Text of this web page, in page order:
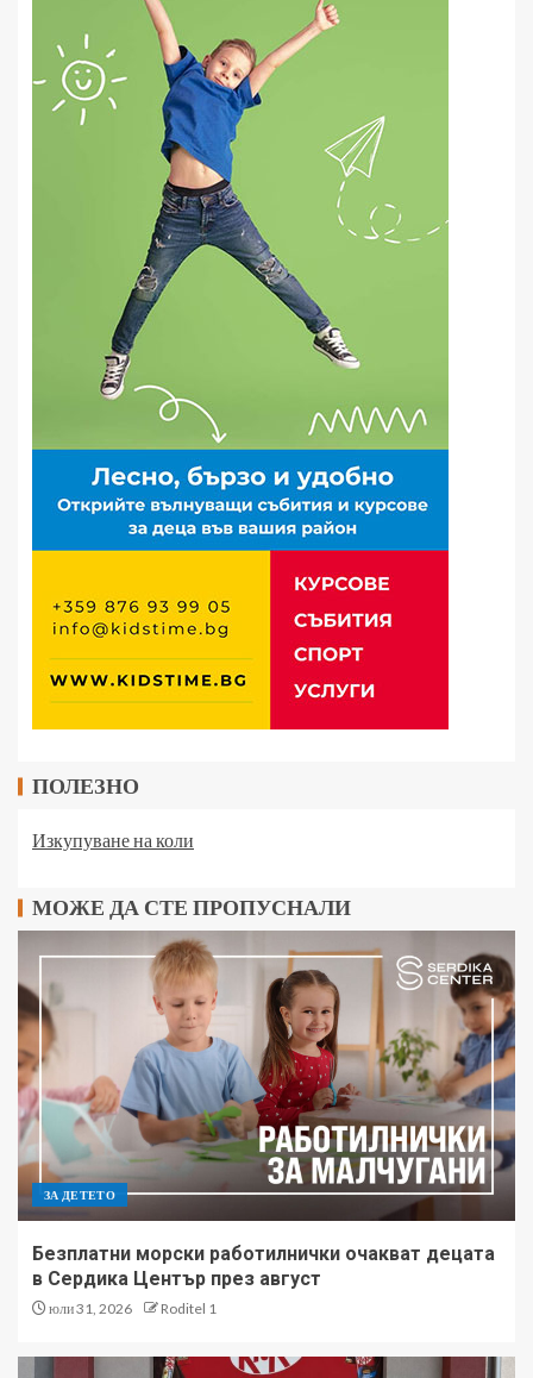
ПОЛЕЗНО
Изкупуване на коли
МОЖЕ ДА СТЕ ПРОПУСНАЛИ
ЗА ДЕТЕТО
Безплатни морски работилнички очакват децата
в Сердика Център през август
юли 31, 2026 Roditel 1